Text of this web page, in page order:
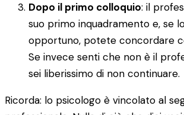
Dopo il primo colloquio: il
suo primo inquadramento e, se
opportuno, potete concordare
Se invece senti che non è il
sei liberissimo di non continuare.
Ricorda: lo psicologo è vincolato al